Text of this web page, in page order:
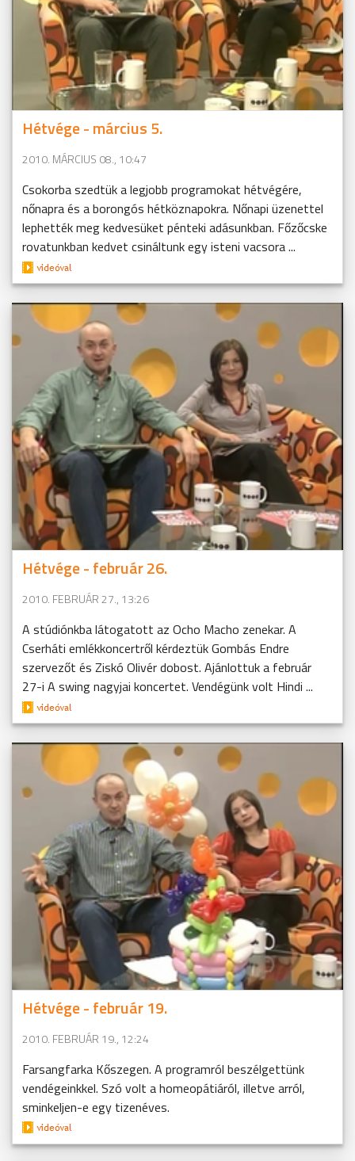
Hétvége - március 5.
2010. MÁRCIUS 08., 10:47
Csokorba szedtük a legjobb programokat hétvégére,
nőnapra és a borongós hétköznapokra. Nőnapi üzenettel
lephették meg kedvesüket pénteki adásunkban. Főzőcske
rovatunkban kedvet csináltunk egy isteni vacsora ...
Hétvége - február 26.
2010. FEBRUÁR 27., 13:26
A stúdiónkba látogatott az Ocho Macho zenekar. A
Cserháti emlékkoncertről kérdeztük Gombás Endre
szervezőt és Ziskó Olivér dobost. Ajánlottuk a február
27-i A swing nagyjai koncertet. Vendégünk volt Hindi ...
Hétvége - február 19.
2010. FEBRUÁR 19., 12:24
Farsangfarka Kőszegen. A programról beszélgettünk
vendégeinkkel. Szó volt a homeopátiáról, illetve arról,
sminkeljen-e egy tizenéves.